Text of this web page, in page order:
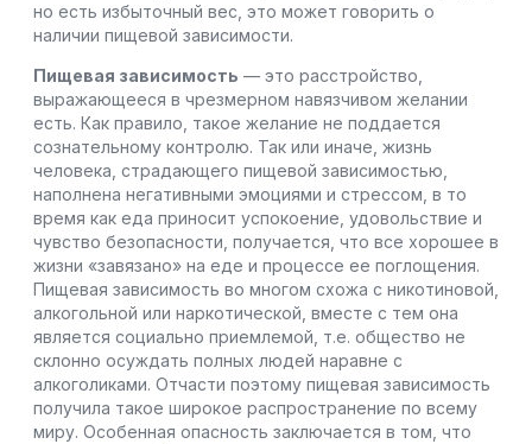
но есть избыточный вес, это может говорить о
наличии пищевой зависимости.
Пищевая зависимость — это расстройство,
выражающееся в чрезмерном навязчивом желании
есть. Как правило, такое желание не поддается
сознательному контролю. Так или иначе, жизнь
человека, страдающего пищевой зависимостью,
наполнена негативными эмоциями и стрессом, в то
время как еда приносит успокоение, удовольствие и
чувство безопасности, получается, что все хорошее в
жизни «завязано» на еде и процессе ее поглощения.
Пищевая зависимость во многом схожа с никотиновой,
алкогольной или наркотической, вместе с тем она
является социально приемлемой, т.е. общество не
склонно осуждать полных людей наравне с
алкоголиками. Отчасти поэтому пищевая зависимость
получила такое широкое распространение по всему
миру. Особенная опасность заключается в том, что